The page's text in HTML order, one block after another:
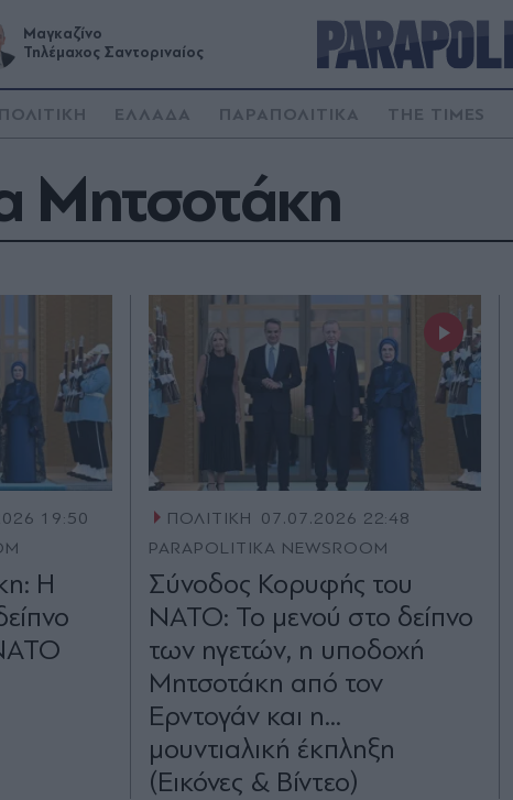
Μαγκαζίνο
Τηλέμαχος Σαντοριναίος
ΠΟΛΙΤΙΚΗ ΕΛΛΑΔΑ ΠΑΡΑΠΟΛΙΤΙΚΑ THE TIMES
Μητσοτάκη
19:50
Η
ΠΟΛΙΤΙΚΗ
07.07.2026 22:48
PARAPOLITIKA NEWSROOM
Σύνοδος Κορυφής του
ΝΑΤΟ: Το μενού στο δείπνο
των ηγετών, η υποδοχή
Μητσοτάκη από τον
Ερντογάν και η...
μουντιαλική έκπληξη
(Εικόνες & Βίντεο)